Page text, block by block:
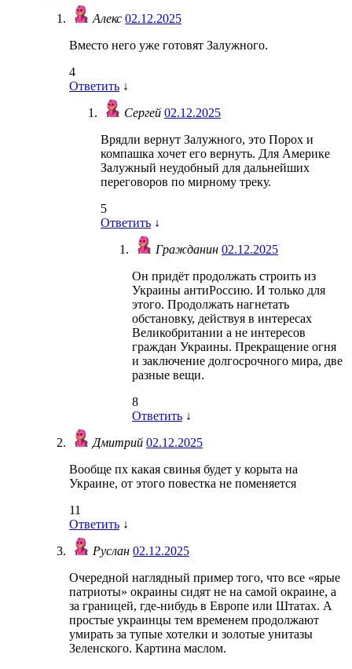
Алекс 02.12.2025
Вместо него уже готовят Залужного.
4
Ответить ↓
Сергей 02.12.2025
Врядли вернут Залужного, это Порох и
компашка хочет его вернуть. Для Америке
Залужный неудобный для дальнейших
переговоров по мирному треку.
5
Ответить ↓
Гражданин 02.12.2025
Он придёт продолжать строить из
Украины антиРоссию. И только для
этого. Продолжать нагнетать
обстановку, действуя в интересах
Великобритании а не интересов
граждан Украины. Прекращение огня
и заключение долгосрочного мира, две
разные вещи.
8
Ответить ↓
Дмитрий 02.12.2025
Вообще пх какая свинья будет у корыта на
Украине, от этого повестка не поменяется
11
Ответить ↓
Руслан 02.12.2025
Очередной наглядный пример того, что все «ярые
патриоты» окраины сидят не на самой окраине, а
за границей, где-нибудь в Европе или Штатах. А
простые украинцы тем временем продолжают
умирать за тупые хотелки и золотые унитазы
Зеленского. Картина маслом.